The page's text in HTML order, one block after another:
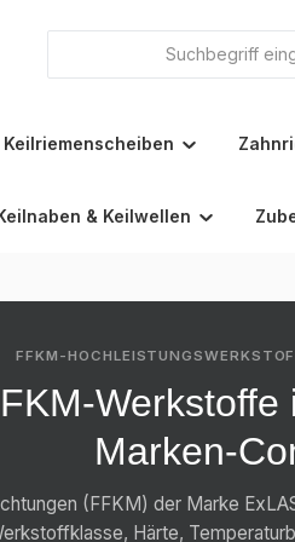
Keilriemenscheiben
& Keilwellen
FFKM-
Marken-
(FFKM) der Marke
Härte,